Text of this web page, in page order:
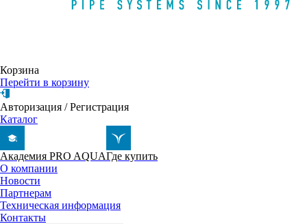
Корзина
Перейти в корзину
Авторизация /Регистрация
Каталог
Академия PRO AQUAГде купить
О компании
Новости
Партнерам
Техническая информация
Контакты